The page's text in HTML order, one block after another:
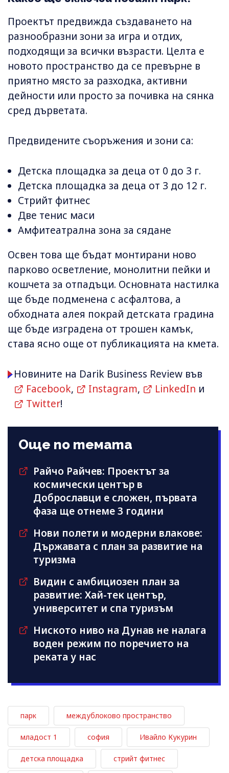
Проектът предвижда създаването на
разнообразни зони за игра и отдих,
подходящи за всички възрасти. Целта е
новото пространство да се превърне в
приятно място за разходка, активни
дейности или просто за почивка на сянка
сред дърветата.
Предвидените съоръжения и зони са:
Детска площадка за деца от 0 до 3 г.
Детска площадка за деца от 3 до 12 г.
Стрийт фитнес
Две тенис маси
Амфитеатрална зона за сядане
Освен това ще бъдат монтирани ново
парково осветление, монолитни пейки и
кошчета за отпадъци. Основната настилка
ще бъде подменена с асфалтова, а
обходната алея покрай детската градина
ще бъде изградена от трошен камък,
става ясно още от публикацията на кмета.
Новините на Darik Business Review във
Facebook, Instagram, LinkedIn и
Twitter!
Още по темата
Райчо Райчев: Проектът за
космически център в
Доброславци е сложен, първата
фаза ще отнеме 3 години
Нови полети и модерни влакове:
Държавата с план за развитие на
туризма
Видин с амбициозен план за
развитие: Хай-тек център,
университет и спа туризъм
Ниското ниво на Дунав не налага
воден режим по поречието на
реката у нас
парк междублоково пространство
младост 1 софия Ивайло Кукурин
детска площадка стрийт фитнес